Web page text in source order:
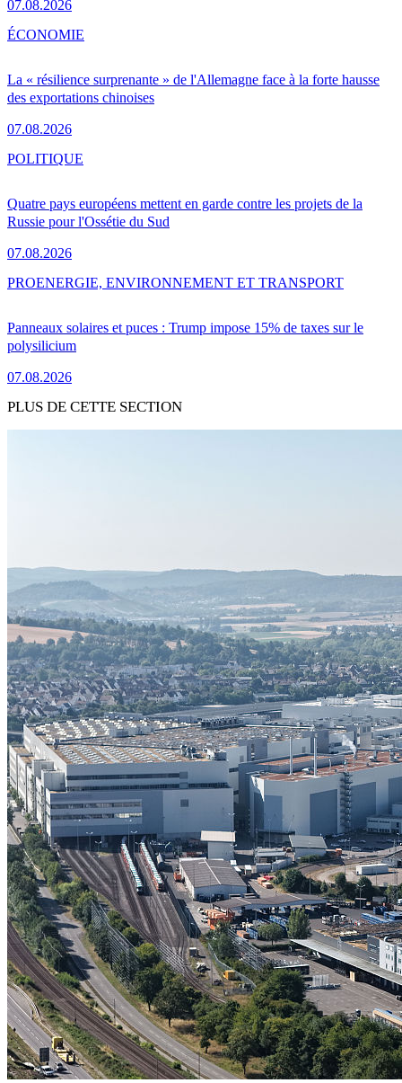
07.08.2026
La « résilience surprenante » de l'Allemagne face à la forte hausse
des exportations chinoises
07.08.2026
ÉCONOMIE
Quatre pays européens mettent en garde contre les projets de la
Russie pour l'Ossétie du Sud
07.08.2026
POLITIQUE
Panneaux solaires et puces : Trump impose 15% de taxes sur le
polysilicium
07.08.2026
PROENERGIE, ENVIRONNEMENT ET TRANSPORT
PLUS DE CETTE SECTION